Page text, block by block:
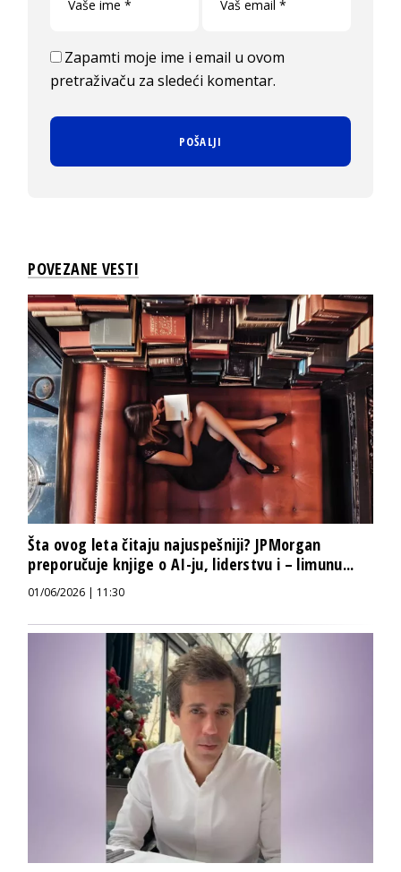
Zapamti moje ime i email u ovom
pretraživaču za sledeći komentar.
POVEZANE VESTI
Šta ovog leta čitaju najuspešniji? JPMorgan
preporučuje knjige o AI-ju, liderstvu i – limunu...
01/06/2026 | 11:30